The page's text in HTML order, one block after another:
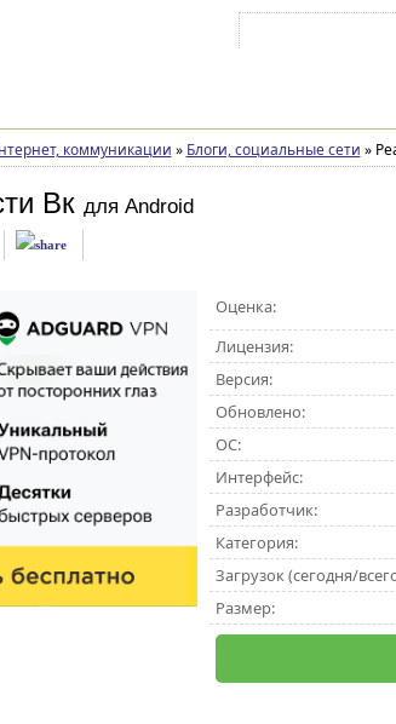
коммуникации » Блоги, социальные сети »
Вк для Android
Оценка:
Лицензия:
Версия:
Обновлено:
ОС:
Интерфейс:
Разработчик:
Категория:
Загрузок (сегодня/
Размер: